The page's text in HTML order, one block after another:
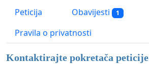
Peticija Obavijesti 1
Pravila o privatnosti
Kontaktirajte pokretača peticije